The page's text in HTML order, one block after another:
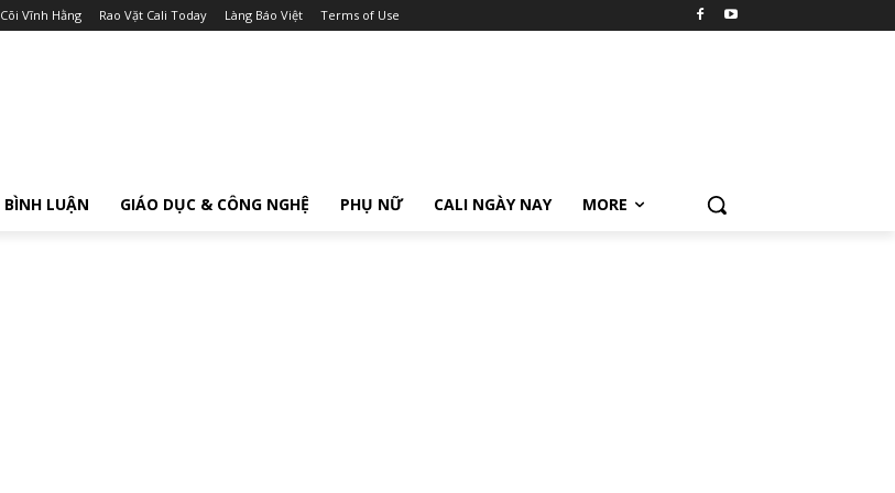
Cõi Vĩnh Hằng Rao Vặt Cali Today Làng Báo Việt Terms of Use
BÌNH LUẬN GIÁO DỤC & CÔNG NGHỆ PHỤ NỮ CALI NGÀY NAY MORE